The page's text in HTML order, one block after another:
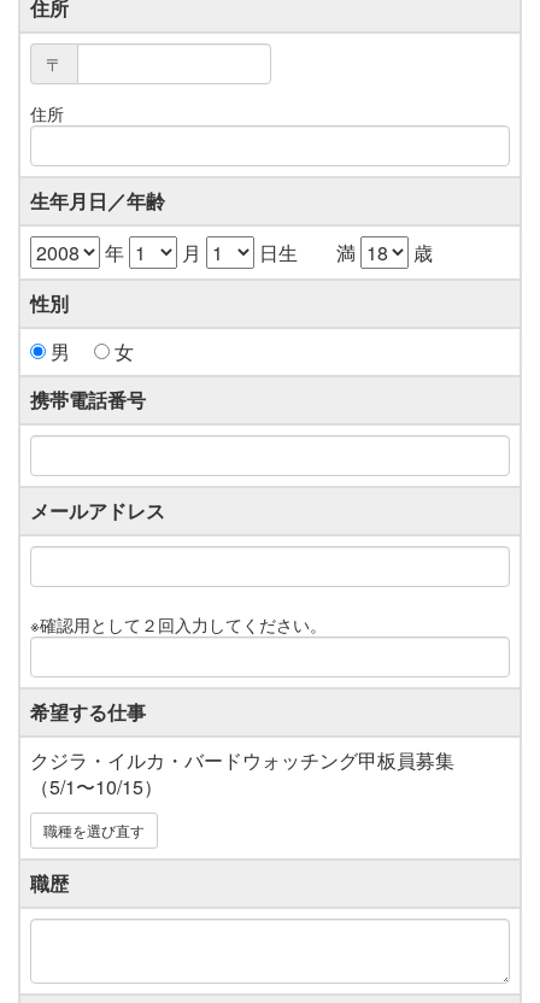
住所
〒
住所
生年月日／年齢
年
月 日生 満
歳
性別
男
女
携帯電話番号
メールアドレス
※確認用として２回入力してください。
希望する仕事
クジラ・イルカ・バードウォッチング甲板員募集
（5/1〜10/15）
職種を選び直す
職歴